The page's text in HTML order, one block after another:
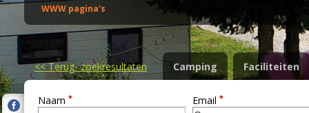
WWW pagina's
<<Terug- zoekresultaten Camping Faciliteiten
Naam * Email *